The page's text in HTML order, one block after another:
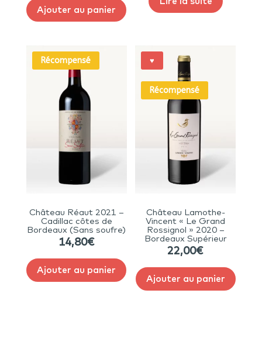
Ajouter au panier
Récompensé
Château Réaut 2021 –
Cadillac côtes de
Bordeaux (Sans soufre)
14,80€
Ajouter au panier
♥
Récompensé
Château Lamothe-
Vincent « Le Grand
Rossignol » 2020 –
Bordeaux Supérieur
22,00€
Ajouter au panier